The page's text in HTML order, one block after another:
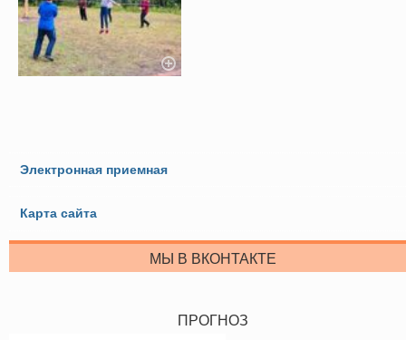
Электронная приемная
Карта сайта
МЫ В ВКОНТАКТЕ
ПРОГНОЗ